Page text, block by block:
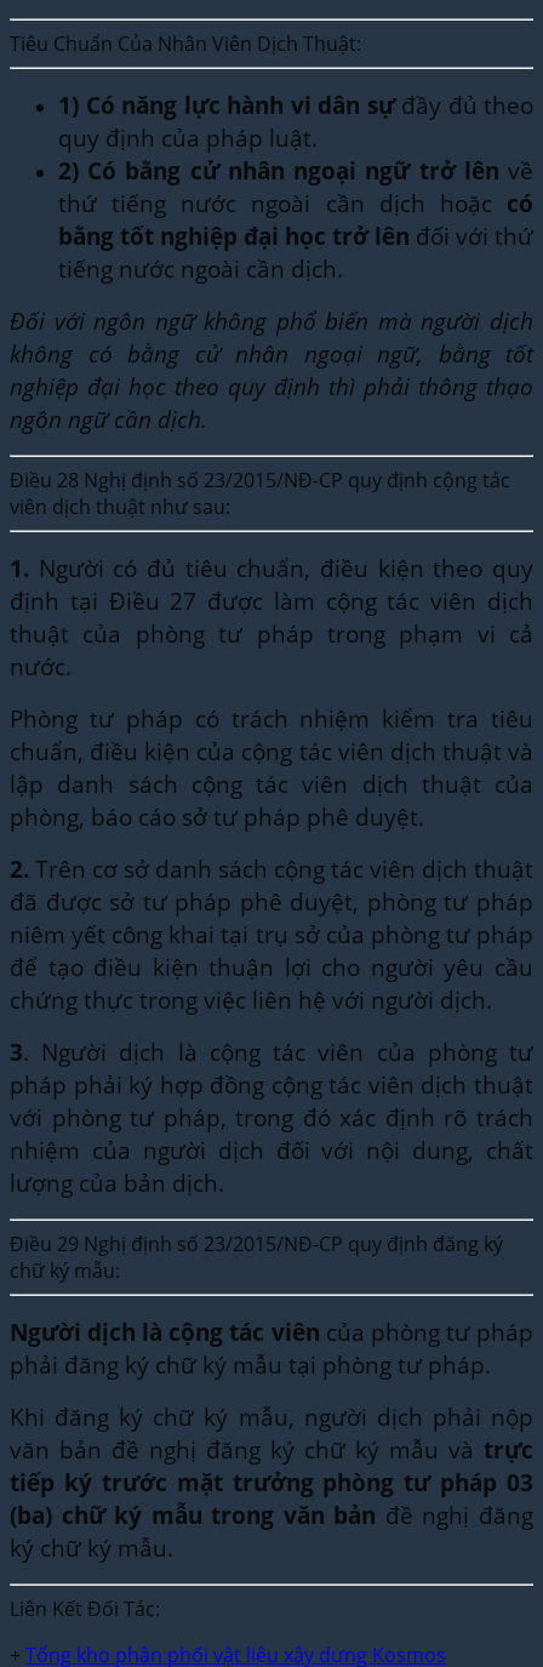
Tiêu Chuẩn Của Nhân Viên Dịch Thuật:
1) Có năng lực hành vi dân sựđầy đủ theo
quy định của pháp luật.
2) Có bằng cử nhân ngoại ngữ trở lên về
thứ tiếng nước ngoài cần dịch hoặc có
bằng tốt nghiệp đại học trở lên đối với thứ
tiếng nước ngoài cần dịch.
Đối với ngôn ngữ không phổ biến mà người dịch
không có bằng cử nhân ngoại ngữ, bằng tốt
nghiệp đại học theo quy định thì phải thông thạo
ngôn ngữ cần dịch.
Điều 28 Nghị định số 23/2015/NĐ-CP quy định cộng tác
viên dịch thuật như sau:
1. Người có đủ tiêu chuẩn, điều kiện theo quy
định tại Điều 27 được làm cộng tác viên dịch
thuật của phòng tư pháp trong phạm vi cả
nước.
Phòng tư pháp có trách nhiệm kiểm tra tiêu
chuẩn, điều kiện của cộng tác viên dịch thuật và
lập danh sách cộng tác viên dịch thuật của
phòng, báo cáo sở tư pháp phê duyệt.
2. Trên cơ sở danh sách cộng tác viên dịch thuật
đã được sở tư pháp phê duyệt, phòng tư pháp
niêm yết công khai tại trụ sở của phòng tư pháp
để tạo điều kiện thuận lợi cho người yêu cầu
chứng thực trong việc liên hệ với người dịch.
3. Người dịch là cộng tác viên của phòng tư
pháp phải ký hợp đồng cộng tác viên dịch thuật
với phòng tư pháp, trong đó xác định rõ trách
nhiệm của người dịch đối với nội dung, chất
lượng của bản dịch.
Điều 29 Nghị định số 23/2015/NĐ-CP quy định đăng ký
chữ ký mẫu:
Người dịch là cộng tác viên của phòng tư pháp
phải đăng ký chữ ký mẫu tại phòng tư pháp.
Khi đăng ký chữ ký mẫu, người dịch phải nộp
văn bản đề nghị đăng ký chữ ký mẫu và trực
tiếp ký trước mặt trưởng phòng tư pháp 03
(ba) chữ ký mẫu trong văn bản đề nghị đăng
ký chữ ký mẫu.
Liên Kết Đối Tác:
+ Tổng kho phân phối vật liệu xây dựng Kosmos